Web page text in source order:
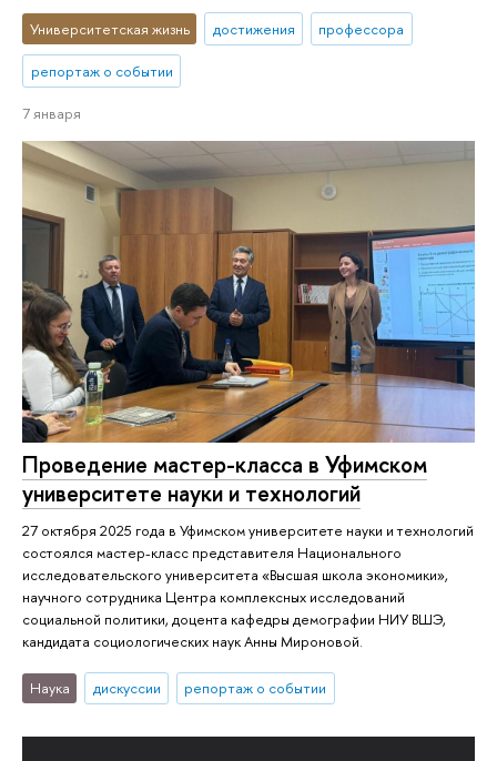
Университетская жизнь достижения профессора
репортаж о событии
7 января
Проведение мастер-класса в Уфимском
университете науки и технологий
27 октября 2025 года в Уфимском университете науки и технологий
состоялся мастер-класс представителя Национального
исследовательского университета «Высшая школа экономики»,
научного сотрудника Центра комплексных исследований
социальной политики, доцента кафедры демографии НИУ ВШЭ,
кандидата социологических наук Анны Мироновой.
Наука дискуссии репортаж о событии